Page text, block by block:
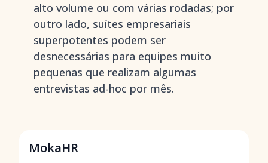
alto volume ou com várias rodadas; por
outro lado, suítes empresariais
superpotentes podem ser
desnecessárias para equipes muito
pequenas que realizam algumas
entrevistas ad-hoc por mês.
MokaHR